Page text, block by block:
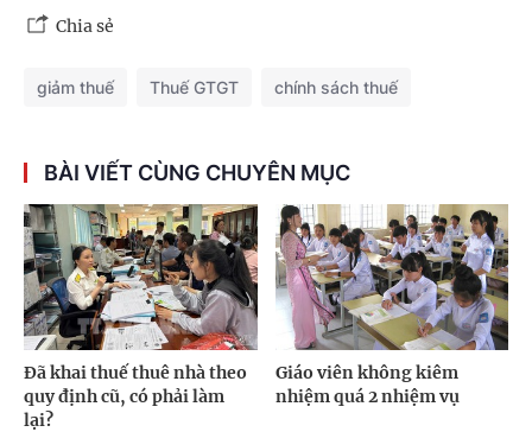
Chia sẻ
giảm thuế Thuế GTGT chính sách thuế
BÀI VIẾT CÙNG CHUYÊN MỤC
Đã khai thuế thuê nhà theo
quy định cũ, có phải làm
lại?
Giáo viên không kiêm
nhiệm quá 2 nhiệm vụ